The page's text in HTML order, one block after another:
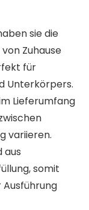
sie die
Zuhause
für
Unterkörpers.
Lieferumfang
variieren.
aus
somit